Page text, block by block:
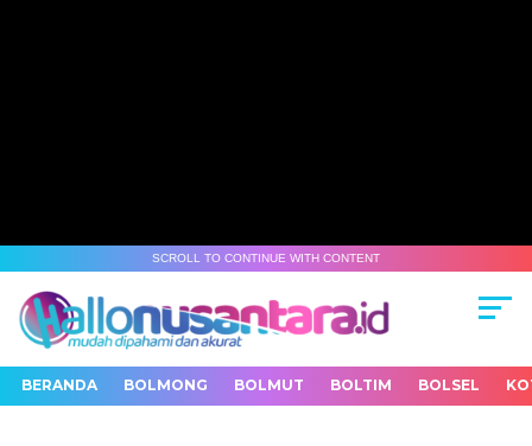
SCROLL TO CONTINUE WITH CONTENT
BERANDA BOLMONG BOLMUT BOLTIM BOLSEL